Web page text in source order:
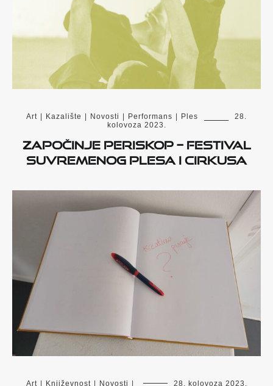
Art | Kazalište | Novosti | Performans | Ples
28.
kolovoza 2023.
Započinje PERISKOP – festival
suvremenog plesa i cirkusa
Art | Književnost | Novosti | 28. kolovoza 2023.